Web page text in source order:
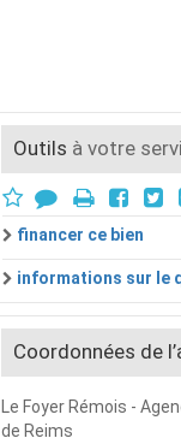
Outils à votre
financer ce bien
informations sur le
Coordonnées de
Le Foyer Rémois -
de Reims